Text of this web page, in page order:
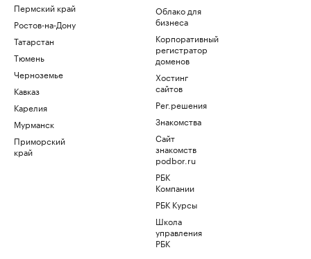
Пермский край
Ростов-на-Дону
Татарстан
Тюмень
Черноземье
Кавказ
Карелия
Мурманск
Приморский
край
Облако для
бизнеса
Корпоративный
регистратор
доменов
Хостинг
сайтов
Рег.решения
Знакомства
Сайт
знакомств
podbor.ru
РБК
Компании
РБК Курсы
Школа
управления
РБК